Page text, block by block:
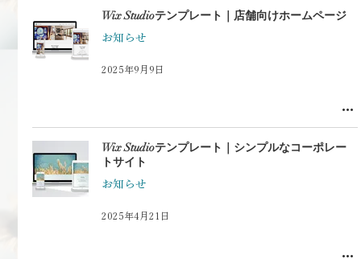
Wix Studioテンプレート｜店舗向けホームページ
お知らせ
2025年9月9日
Wix Studioテンプレート｜シンプルなコーポレー
トサイト
お知らせ
2025年4月21日